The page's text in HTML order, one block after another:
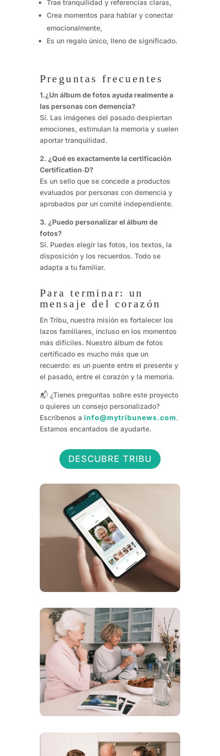
Trae tranquilidad y referencias claras,
Crea momentos para hablar y conectar
emocionalmente,
Es un regalo único, lleno de significado.
Preguntas frecuentes
1.¿Un álbum de fotos ayuda realmente a
las personas con demencia?
Sí. Las imágenes del pasado despiertan
emociones, estimulan la memoria y suelen
aportar tranquilidad.
2. ¿Qué es exactamente la certificación
Certification‑D?
Es un sello que se concede a productos
evaluados por personas con demencia y
aprobados por un comité independiente.
3. ¿Puedo personalizar el álbum de
fotos?
Sí. Puedes elegir las fotos, los textos, la
disposición y los recuerdos. Todo se
adapta a tu familiar.
Para terminar: un
mensaje del corazón
En Tribu, nuestra misión es fortalecer los
lazos familiares, incluso en los momentos
más difíciles. Nuestro álbum de fotos
certificado es mucho más que un
recuerdo: es un puente entre el presente y
el pasado, entre el corazón y la memoria.
📬 ¿Tienes preguntas sobre este proyecto
o quieres un consejo personalizado?
Escríbenos a info@mytribunews.com.
Estamos encantados de ayudarte.
DESCUBRE TRIBU